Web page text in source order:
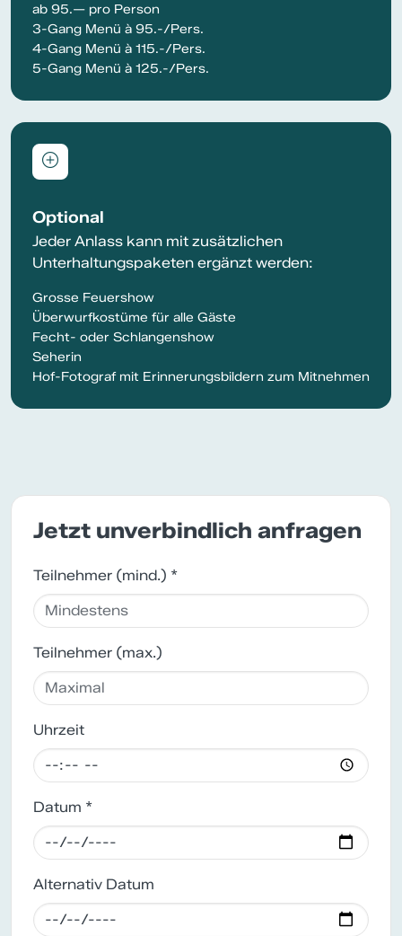
ab 95.— pro Person
3-Gang Menü à 95.-/Pers.
4-Gang Menü à 115.-/Pers.
5-Gang Menü à 125.-/Pers.
Optional
Jeder Anlass kann mit zusätzlichen
Unterhaltungspaketen ergänzt werden:
Grosse Feuershow
Überwurfkostüme für alle Gäste
Fecht- oder Schlangenshow
Seherin
Hof-Fotograf mit Erinnerungsbildern zum Mitnehmen
Jetzt unverbindlich anfragen
Teilnehmer (mind.) *
Teilnehmer (max.)
Uhrzeit
Datum *
Alternativ Datum